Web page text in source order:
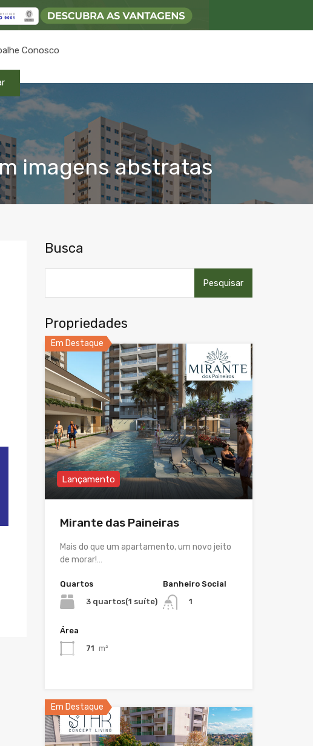
Conosco
imagens abstratas
Busca
por:
Propriedades
Em Destaque
Lançamento
Mirante das Paineiras
Mais do que um apartamento, um novo jeito
de morar!…
Quartos
3 quartos(1 suíte)
Banheiro Social
1
Área
71 m²
Em Destaque